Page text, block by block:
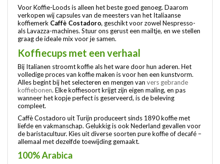
Voor Koffie-Loods is alleen het beste goed genoeg. Daarom
verkopen wij capsules van de meesters van het Italiaanse
koffiemerk Caffè Costadoro, geschikt voor zowel Nespresso-
als Lavazza-machines. Stuur ons gerust een mailtje, en we stellen
graag de ideale mix voor je samen.
Koffiecups met een verhaal
Bij Italianen stroomt koffie als het ware door hun aderen. Het
volledige proces van koffie maken is voor hen een kunstvorm.
Alles begint bij het selecteren en mengen van vers gebrande
koffiebonen. Elke koffiesoort krijgt zijn eigen maling, en pas
wanneer het kopje perfect is geserveerd, is de beleving
compleet.
Caffè Costadoro uit Turijn produceert sinds 1890 koffie met
liefde en vakmanschap. Gelukkig is ook Nederland gevallen voor
de baristacultuur. Kies uit diverse soorten pure koffie of decafé –
allemaal met dezelfde toewijding gemaakt.
100% Arabica